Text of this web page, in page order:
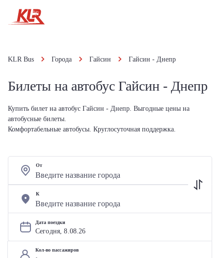
KLR Bus Города Гайсин Гайсин - Днепр
Билеты на автобус Гайсин - Днепр
Купить билет на автобус Гайсин - Днепр. Выгодные цены на
автобусные билеты.
Комфортабельные автобусы. Круглосуточная поддержка.
От
К
Дата поездки
Сегодня, 8.08.26
Кол-во пассажиров